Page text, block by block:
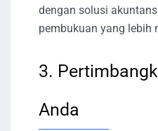
dengan solusi
pembukuan yang lebih
3.
Anda